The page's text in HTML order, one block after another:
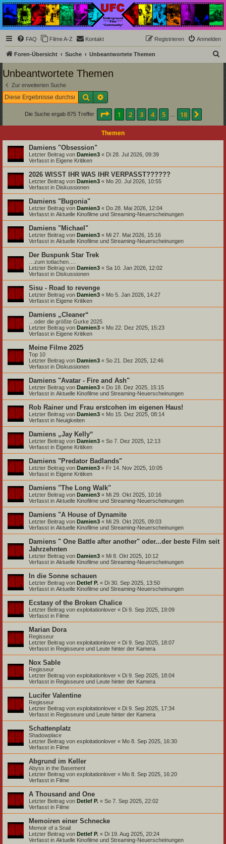
Underground Film
Community
Die Underground Film Community ist ein deutschsprachiges Filmforum und ein Paradies
für Cineasten und Filmsüchtige jenseits des Mainstreams.
FAQ Filme A-Z Kontakt Anmelden
Registrieren
Foren-Übersicht Suche Unbeantwortete Themen
Unbeantwortete Themen
Zur erweiterten Suche
Suche
Die Suche ergab 875 Treffer Seite 1von 18
1 2 3 4 5 18
Themen
Damiens "Obsession"
Letzter Beitrag von Damien3 « Di 28. Jul 2026, 09:39
Verfasst in Eigene Kritiken
2026 WISST IHR WAS IHR VERPASST??????
Letzter Beitrag von Damien3 « Mo 20. Jul 2026, 10:55
Verfasst in Diskussionen
Damiens "Bugonia"
Letzter Beitrag von Damien3 « Do 28. Mai 2026, 12:04
Verfasst in Aktuelle Kinofilme und Streaming-Neuerscheinungen
Damiens "Michael"
Letzter Beitrag von Damien3 « Mi 27. Mai 2026, 15:16
Verfasst in Aktuelle Kinofilme und Streaming-Neuerscheinungen
Der Buspunk Star Trek
…zum totlachen….
Letzter Beitrag von Damien3 « Sa 10. Jan 2026, 12:02
Verfasst in Diskussionen
Sisu - Road to revenge
Letzter Beitrag von Damien3 « Mo 5. Jan 2026, 14:27
Verfasst in Eigene Kritiken
Damiens „Cleaner“
…oder die größte Gurke 2025
Letzter Beitrag von Damien3 « Mo 22. Dez 2025, 15:23
Verfasst in Eigene Kritiken
Meine Filme 2025
Top 10
Letzter Beitrag von Damien3 « So 21. Dez 2025, 12:46
Verfasst in Diskussionen
Damiens "Avatar - Fire and Ash"
Letzter Beitrag von Damien3 « Do 18. Dez 2025, 15:15
Verfasst in Aktuelle Kinofilme und Streaming-Neuerscheinungen
Rob Rainer und Frau erstcohen im eigenen Haus!
Letzter Beitrag von Damien3 « Mo 15. Dez 2025, 08:14
Verfasst in Neuigkeiten
Damiens „Jay Kelly“
Letzter Beitrag von Damien3 « So 7. Dez 2025, 12:13
Verfasst in Eigene Kritiken
Damiens "Predator Badlands"
Letzter Beitrag von Damien3 « Fr 14. Nov 2025, 10:05
Verfasst in Eigene Kritiken
Damiens "The Long Walk"
Letzter Beitrag von Damien3 « Mi 29. Okt 2025, 10:16
Verfasst in Aktuelle Kinofilme und Streaming-Neuerscheinungen
Damiens "A House of Dynamite
Letzter Beitrag von Damien3 « Mi 29. Okt 2025, 09:03
Verfasst in Aktuelle Kinofilme und Streaming-Neuerscheinungen
Damiens " One Battle after another" oder...der beste Film seit
Jahrzehnten
Letzter Beitrag von Damien3 « Mi 8. Okt 2025, 10:12
Verfasst in Aktuelle Kinofilme und Streaming-Neuerscheinungen
In die Sonne schauen
Letzter Beitrag von Detlef P. « Di 30. Sep 2025, 13:50
Verfasst in Aktuelle Kinofilme und Streaming-Neuerscheinungen
Ecstasy of the Broken Chalice
Letzter Beitrag von exploitationlover « Di 9. Sep 2025, 19:09
Verfasst in Filme
Marian Dora
Regisseur
Letzter Beitrag von exploitationlover « Di 9. Sep 2025, 18:07
Verfasst in Regisseure und Leute hinter der Kamera
Nox Sable
Regisseur
Letzter Beitrag von exploitationlover « Di 9. Sep 2025, 18:04
Verfasst in Regisseure und Leute hinter der Kamera
Lucifer Valentine
Regisseur
Letzter Beitrag von exploitationlover « Di 9. Sep 2025, 17:34
Verfasst in Regisseure und Leute hinter der Kamera
Schattenplatz
Shadowplace
Letzter Beitrag von exploitationlover « Mo 8. Sep 2025, 16:30
Verfasst in Filme
Abgrund im Keller
Abyss in the Basement
Letzter Beitrag von exploitationlover « Mo 8. Sep 2025, 16:20
Verfasst in Filme
A Thousand and One
Letzter Beitrag von Detlef P. « So 7. Sep 2025, 22:02
Verfasst in Filme
Memoiren einer Schnecke
Memoir of a Snail
Letzter Beitrag von Detlef P. « Di 19. Aug 2025, 20:24
Verfasst in Aktuelle Kinofilme und Streaming-Neuerscheinungen